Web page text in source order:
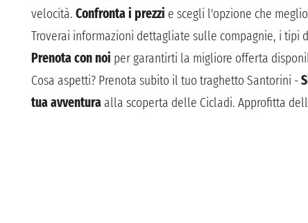
velocità. Confronta i prezzi e scegli l'opzione che
Troverai informazioni dettagliate sulle compagnie, i tipi
Prenota con noi per garantirti la migliore offerta
Cosa aspetti? Prenota subito il tuo traghetto Santorini -
tua avventura alla scoperta delle Cicladi. Approfitta